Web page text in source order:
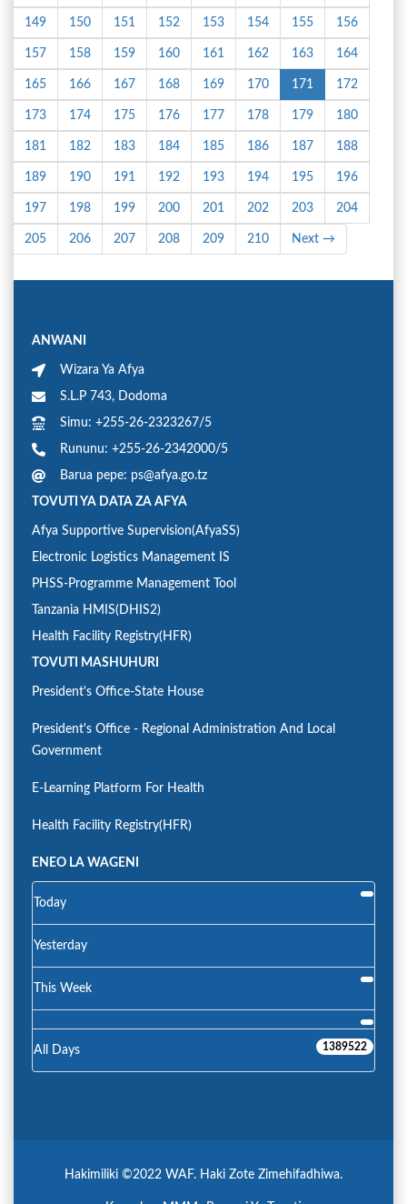
149 150 151 152 153 154 155 156
157 158 159 160 161 162 163 164
165 166 167 168 169 170 171 172
173 174 175 176 177 178 179 180
181 182 183 184 185 186 187 188
189 190 191 192 193 194 195 196
197 198 199 200 201 202 203 204
205 206 207 208 209 210 Next →
ANWANI
Wizara Ya Afya
S.L.P 743, Dodoma
Simu: +255-26-2323267/5
Rununu: +255-26-2342000/5
Barua pepe: ps@afya.go.tz
TOVUTI YA DATA ZA AFYA
Afya Supportive Supervision(AfyaSS)
Electronic Logistics Management IS
PHSS-Programme Management Tool
Tanzania HMIS(DHIS2)
Health Facility Registry(HFR)
TOVUTI MASHUHURI
President's Office-State House
President's Office - Regional Administration And Local
Government
E-Learning Platform For Health
Health Facility Registry(HFR)
ENEO LA WAGENI
Today
Yesterday
This Week
All Days 1389522
Hakimiliki ©2022 WAF. Haki Zote Zimehifadhiwa.